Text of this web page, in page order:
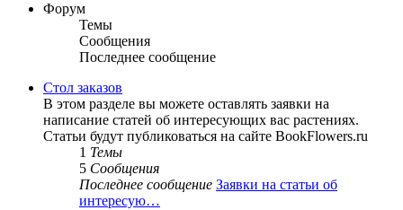
Форум
Темы
Сообщения
Последнее сообщение
Стол заказов
В этом разделе вы можете оставлять заявки на
написание статей об интересующих вас растениях.
Статьи будут публиковаться на сайте BookFlowers.ru
1 Темы
5 Сообщения
Последнее сообщение Заявки на статьи об
интересую…